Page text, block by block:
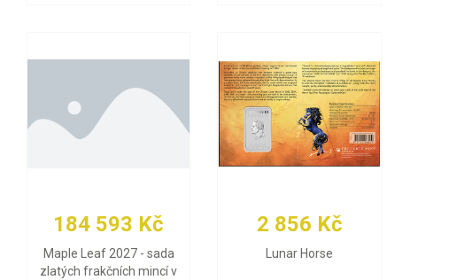
184 593 Kč
Maple Leaf 2027 - sada
zlatých frakčních mincí v
2 856 Kč
Lunar Horse